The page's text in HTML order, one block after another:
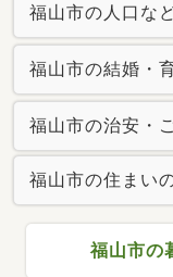
福山市の人口な
福山市の結婚・
福山市の治安・
福山市の住まい
福山市の